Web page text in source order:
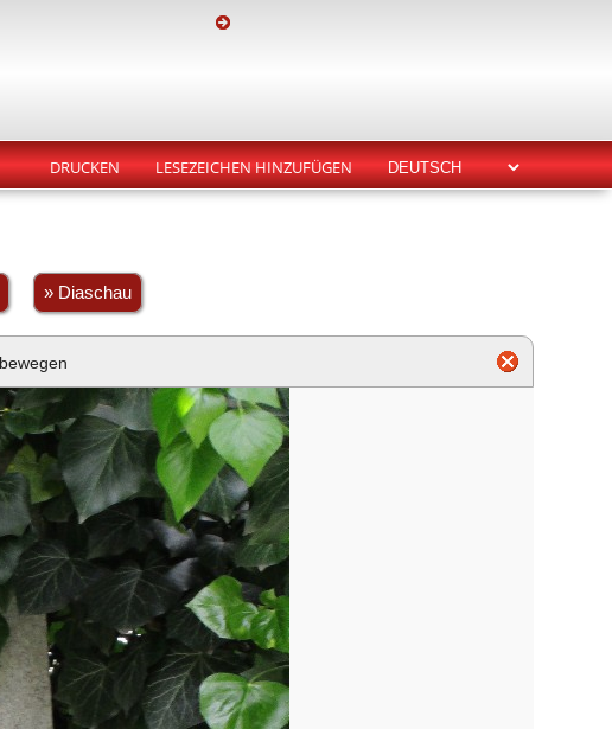
DRUCKEN LESEZEICHEN HINZUFÜGEN
» Diaschau